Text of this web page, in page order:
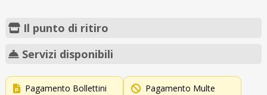
Il punto di ritiro
Servizi disponibili
Pagamento Bollettini Pagamento Multe